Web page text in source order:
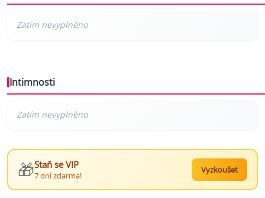
Intimnosti
🎁Staň se VIP
7 dní zdarma!
Vyzkoušet